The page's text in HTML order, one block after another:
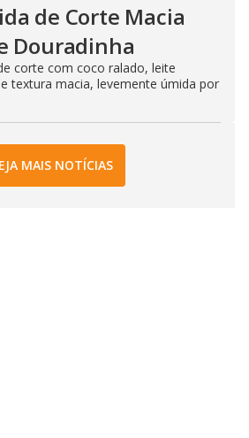
de Corte Macia
Douradinha
corte com coco ralado, leite
textura macia, levemente úmida por
MAIS NOTÍCIAS